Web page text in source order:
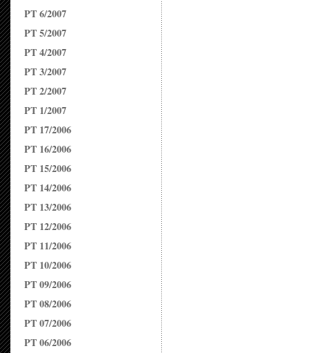
PT 6/2007
PT 5/2007
PT 4/2007
PT 3/2007
PT 2/2007
PT 1/2007
PT 17/2006
PT 16/2006
PT 15/2006
PT 14/2006
PT 13/2006
PT 12/2006
PT 11/2006
PT 10/2006
PT 09/2006
PT 08/2006
PT 07/2006
PT 06/2006